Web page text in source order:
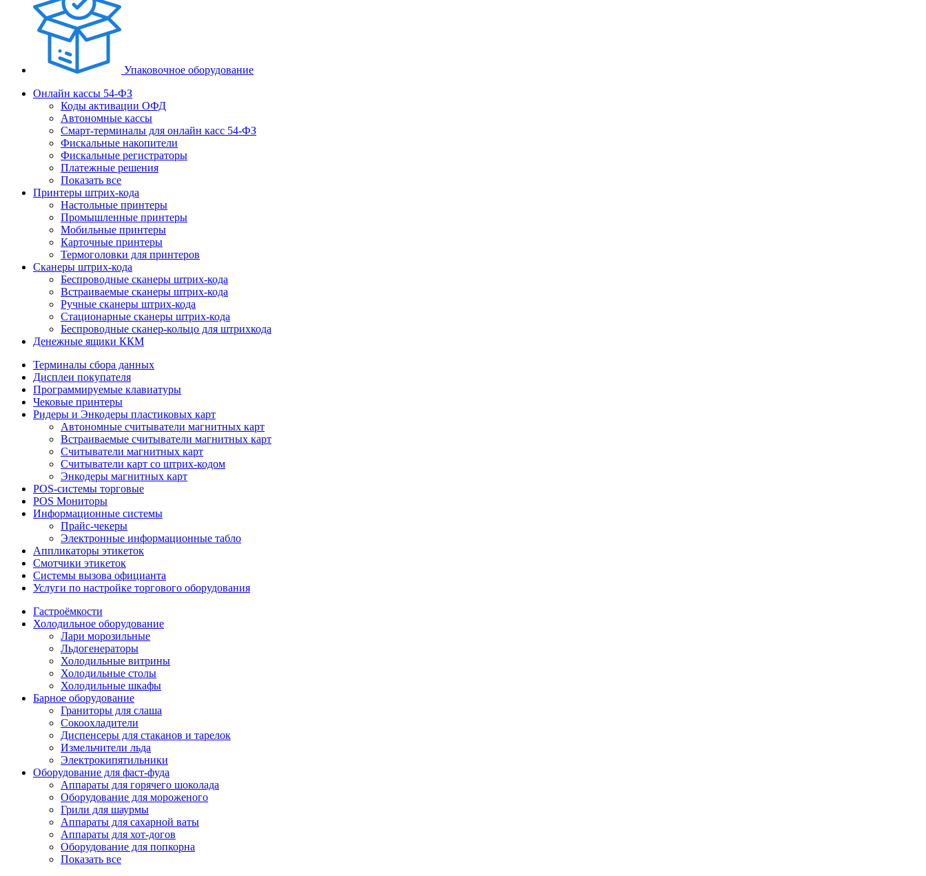
Упаковочное оборудование
Онлайн кассы 54-ФЗ
Коды активации ОФД
Автономные кассы
Смарт-терминалы для онлайн касс 54-ФЗ
Фискальные накопители
Фискальные регистраторы
Платежные решения
Показать все
Принтеры штрих-кода
Настольные принтеры
Промышленные принтеры
Мобильные принтеры
Карточные принтеры
Термоголовки для принтеров
Сканеры штрих-кода
Беспроводные сканеры штрих-кода
Встраиваемые сканеры штрих-кода
Ручные сканеры штрих-кода
Стационарные сканеры штрих-кода
Беспроводные сканер-кольцо для штрихкода
Денежные ящики ККМ
Терминалы сбора данных
Дисплеи покупателя
Программируемые клавиатуры
Чековые принтеры
Ридеры и Энкодеры пластиковых карт
Автономные считыватели магнитных карт
Встраиваемые считыватели магнитных карт
Считыватели магнитных карт
Считыватели карт со штрих-кодом
Энкодеры магнитных карт
POS-системы торговые
POS Мониторы
Информационные системы
Прайс-чекеры
Электронные информационные табло
Аппликаторы этикеток
Смотчики этикеток
Системы вызова официанта
Услуги по настройке торгового оборудования
Гастроёмкости
Холодильное оборудование
Лари морозильные
Льдогенераторы
Холодильные витрины
Холодильные столы
Холодильные шкафы
Барное оборудование
Граниторы для слаша
Сокоохладители
Диспенсеры для стаканов и тарелок
Измельчители льда
Электрокипятильники
Оборудование для фаст-фуда
Аппараты для горячего шоколада
Оборудование для мороженого
Грили для шаурмы
Аппараты для сахарной ваты
Аппараты для хот-догов
Оборудование для попкорна
Показать все